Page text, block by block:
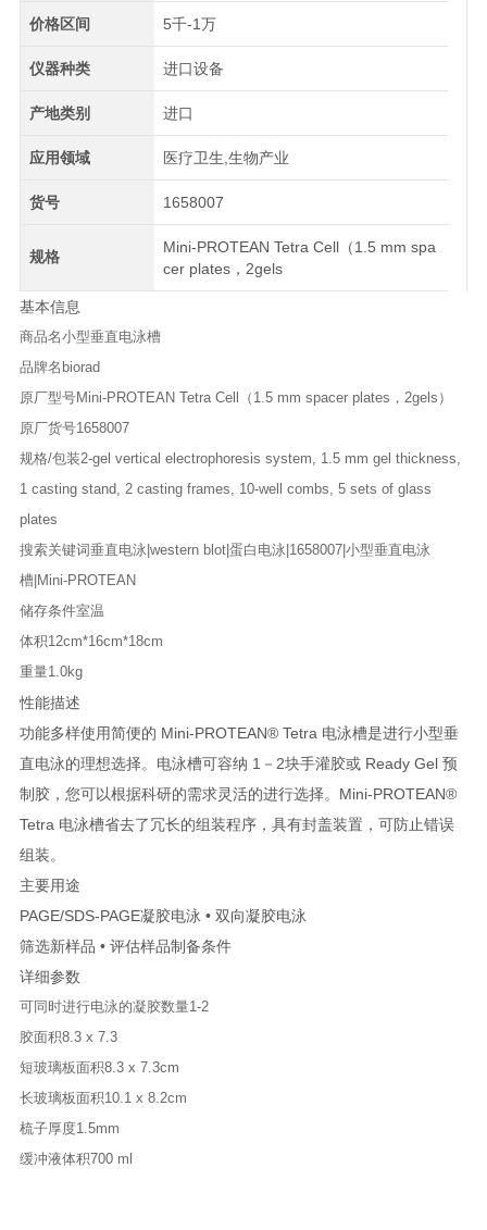
价格区间 5千-1万
仪器种类 进口设备
产地类别 进口
应用领域 医疗卫生,生物产业
货号 1658007
规格
Mini-PROTEAN Tetra Cell（1.5 mm spa
cer plates，2gels
基本信息
商品名小型垂直电泳槽
品牌名 biorad
原厂型号Mini-PROTEAN Tetra Cell（1.5 mm spacer plates，2gels）
原厂货号1658007
规格/包装2-gel vertical electrophoresis system, 1.5 mm gel thickness,
1 casting stand, 2 casting frames, 10-well combs, 5 sets of glass
plates
搜索关键词垂直电泳|western blot|蛋白电泳|1658007|小型垂直电泳
槽|Mini-PROTEAN
储存条件室温
体积12cm*16cm*18cm
重量1.0kg
性能描述
功能多样使用简便的 Mini-PROTEAN® Tetra 电泳槽是进行小型垂
直电泳的理想选择。电泳槽可容纳 1－2块手灌胶或 Ready Gel 预
制胶，您可以根据科研的需求灵活的进行选择。Mini-PROTEAN®
Tetra 电泳槽省去了冗长的组装程序，具有封盖装置，可防止错误
组装。
主要用途
PAGE/SDS-PAGE凝胶电泳 • 双向凝胶电泳
筛选新样品 • 评估样品制备条件
详细参数
可同时进行电泳的凝胶数量1-2
胶面积8.3 x 7.3
短玻璃板面积8.3 x 7.3cm
长玻璃板面积10.1 x 8.2cm
梳子厚度1.5mm
缓冲液体积700 ml